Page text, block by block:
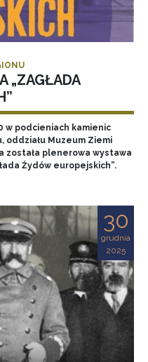
„ZAGŁADA
w podcieniach kamienic
oddziału Muzeum Ziemi
została plenerowa wystawa
Żydów europejskich”.
30
grudnia
2025